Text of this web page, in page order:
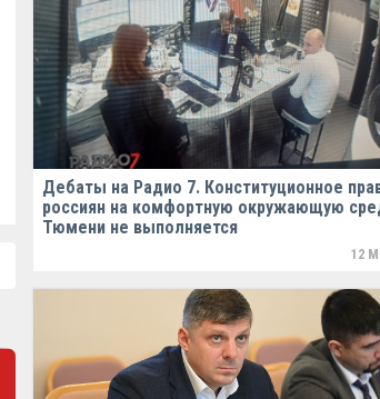
Дебаты на Радио 7. Конституционное
россиян на комфортную окружающую
Тюмени не выполняется
12